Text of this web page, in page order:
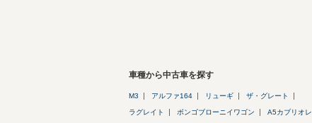
車種から中古車を探す
M3 アルファ164 リューギ ザ・グレート
ラグレイト ボンゴブローニイワゴン A5カブリオレ